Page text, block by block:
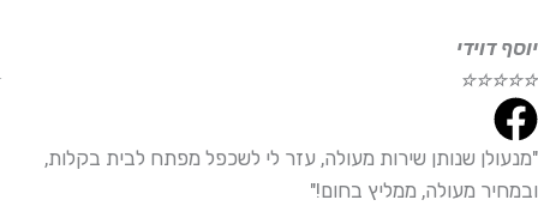
☆
☆
שנותן שירות מעולה, עזר לי לשכפל מפתח לבית בקלות,
מעולה, ממליץ בחום!"